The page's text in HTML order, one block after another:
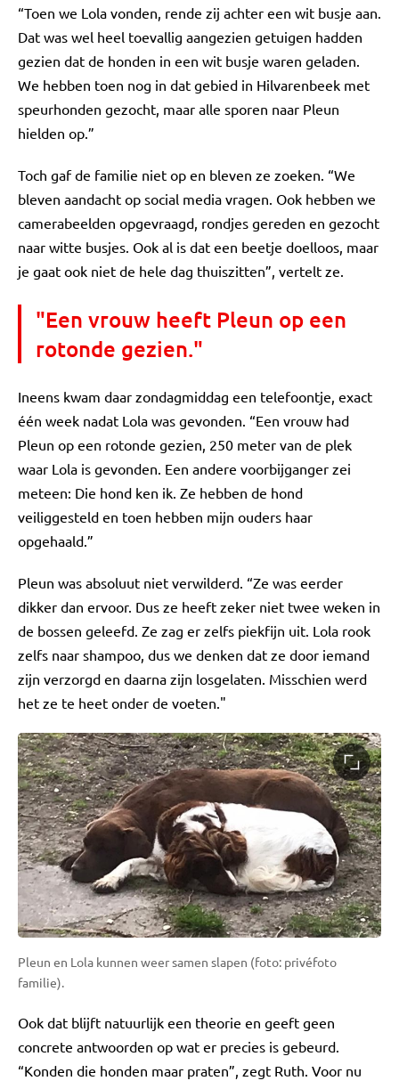
“Toen we Lola vonden, rende zij achter een wit busje aan.
Dat was wel heel toevallig aangezien getuigen hadden
gezien dat de honden in een wit busje waren geladen.
We hebben toen nog in dat gebied in Hilvarenbeek met
speurhonden gezocht, maar alle sporen naar Pleun
hielden op.”
Toch gaf de familie niet op en bleven ze zoeken. “We
bleven aandacht op social media vragen. Ook hebben we
camerabeelden opgevraagd, rondjes gereden en gezocht
naar witte busjes. Ook al is dat een beetje doelloos, maar
je gaat ook niet de hele dag thuiszitten”, vertelt ze.
"Een vrouw heeft Pleun op een
rotonde gezien."
Ineens kwam daar zondagmiddag een telefoontje, exact
één week nadat Lola was gevonden. “Een vrouw had
Pleun op een rotonde gezien, 250 meter van de plek
waar Lola is gevonden. Een andere voorbijganger zei
meteen: Die hond ken ik. Ze hebben de hond
veiliggesteld en toen hebben mijn ouders haar
opgehaald.”
Pleun was absoluut niet verwilderd. “Ze was eerder
dikker dan ervoor. Dus ze heeft zeker niet twee weken in
de bossen geleefd. Ze zag er zelfs piekfijn uit. Lola rook
zelfs naar shampoo, dus we denken dat ze door iemand
zijn verzorgd en daarna zijn losgelaten. Misschien werd
het ze te heet onder de voeten."
Pleun en Lola kunnen weer samen slapen (foto: privéfoto
familie).
Ook dat blijft natuurlijk een theorie en geeft geen
concrete antwoorden op wat er precies is gebeurd.
“Konden die honden maar praten”, zegt Ruth. Voor nu